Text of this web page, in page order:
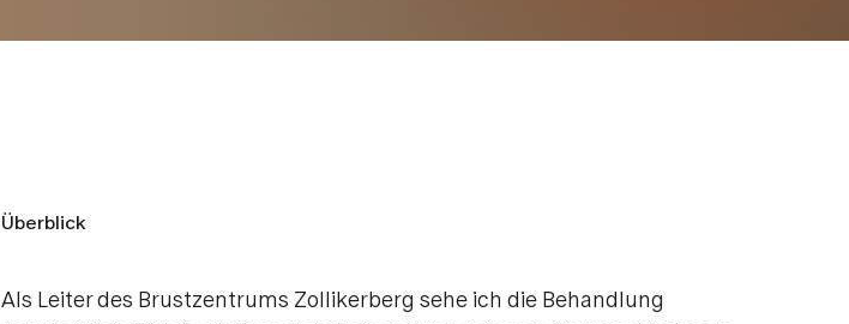
Überblick
Als Leiter des Brustzentrums Zollikerberg sehe ich die Behandlung